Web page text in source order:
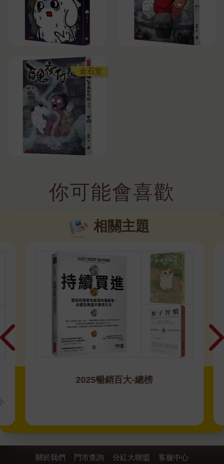
金石堂
你可能會喜歡
相關主題
2025暢銷百大-總榜
關於我們 門市查詢 分紅大聯盟 客服中心